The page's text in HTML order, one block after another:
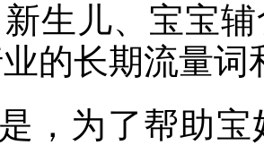
生儿、宝宝
的长期流量词
，为了帮助